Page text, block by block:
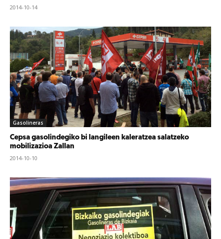
2014-10-14
Gasolineras
Cepsa gasolindegiko bi langileen kaleratzea salatzeko
mobilizazioa Zallan
2014-10-10